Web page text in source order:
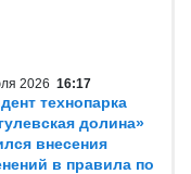
2026 16:17
технопарка
долина»
внесения
в правила по